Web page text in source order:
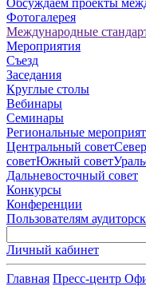
Обсуждаем проекты
Фотогалерея
Международные
Мероприятия
Съезд
Заседания
Круглые столы
Вебинары
Семинары
Региональные
Центральный совет
советЮжный совет
Дальневосточный совет
Конкурсы
Конференции
Пользователям
Личный кабинет
Главная Пресс-центр